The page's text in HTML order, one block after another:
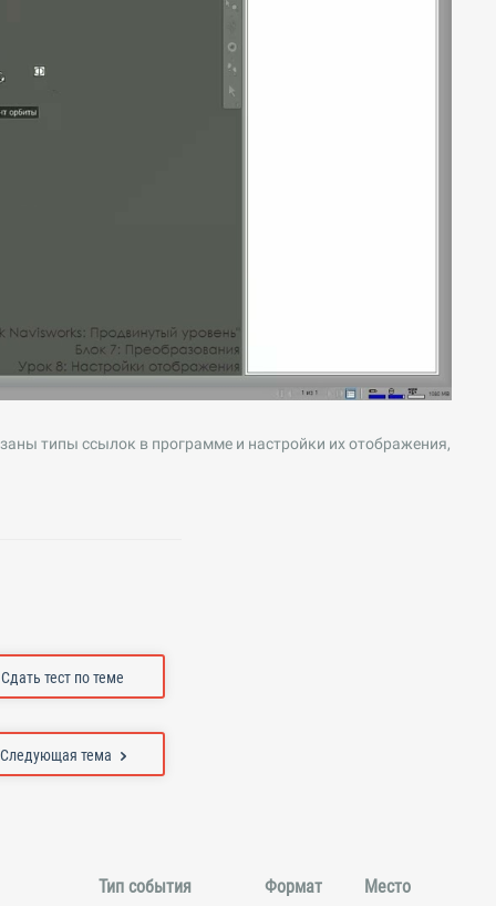
типы ссылок в программе и настройки их отображения,
Сдать тест по теме
Следующая тема
Тип события Формат Место